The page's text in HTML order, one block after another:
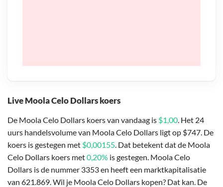
Live Moola Celo Dollars koers
De Moola Celo Dollars koers van vandaag is $1,00. Het 24
uurs handelsvolume van Moola Celo Dollars ligt op $747. De
koers is gestegen met $0,00155. Dat betekent dat de Moola
Celo Dollars koers met0,20% is gestegen. Moola Celo
Dollars is de nummer 3353 en heeft een marktkapitalisatie
van 621.869. Wil je Moola Celo Dollars kopen? Dat kan. De